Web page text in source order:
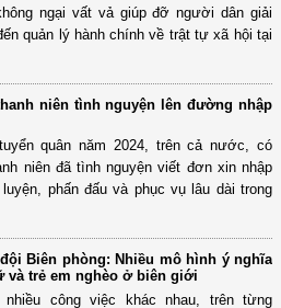
ngại vất vả giúp đỡ người dân giải
quản lý hành chính về trật tự xã hội tại
niên tình nguyện lên đường nhập
quân năm 2024, trên cả nước, có
niên đã tình nguyện viết đơn xin nhập
phấn đấu và phục vụ lâu dài trong
Biên phòng: Nhiều mô hình ý nghĩa
và trẻ em nghèo ở biên giới
nhiều công việc khác nhau, trên từng